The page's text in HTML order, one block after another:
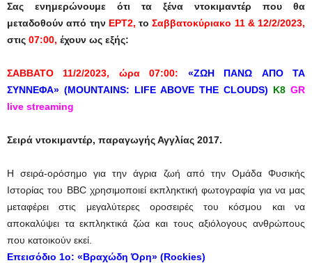
Σας ενημερώνουμε ότι τα ξένα ντοκιμαντέρ που θα
μεταδοθούν από την ΕΡΤ2, τοΣαββατοκύριακο 11 & 12/2/2023,
στις 07:00, έχουν ως εξής:
ΣΑΒΒΑΤΟ 11/2/2023, ώρα07:00: «ΖΩΗ ΠΑΝΩ ΑΠΟ
ΤΑ
ΣΥΝΝΕΦΑ» (MOUNTAINS: LIFE ABOVE THE CLOUDS) Κ8 GR
live streaming
Σειρά ντοκιμαντέρ, παραγωγής Αγγλίας 2017.
Η σειρά-ορόσημο για την άγρια ζωή από την Ομάδα Φυσικής
Ιστορίας του BBC χρησιμοποιεί εκπληκτική φωτογραφία για να μας
μεταφέρει στις μεγαλύτερες οροσειρές του κόσμου και να
αποκαλύψει τα εκπληκτικά ζώα και τους αξιόλογους ανθρώπους
που κατοικούν εκεί.
Eπεισόδιο 1ο: «Βραχώδη Όρη» (Rockies)